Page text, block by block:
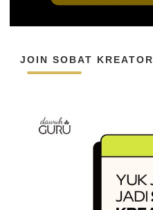
JOIN SOBAT